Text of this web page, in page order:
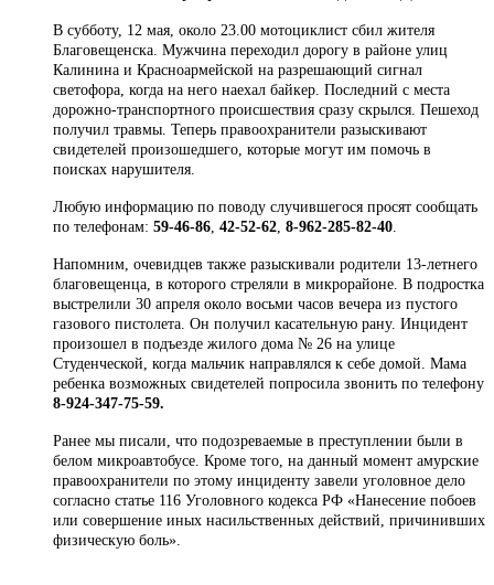
В субботу, 12 мая, около 23.00 мотоциклист сбил жителя
Благовещенска. Мужчина переходил дорогу в районе улиц
Калинина и Красноармейской на разрешающий сигнал
светофора, когда на него наехал байкер. Последний с места
дорожно-транспортного происшествия сразу скрылся. Пешеход
получил травмы. Теперь правоохранители разыскивают
свидетелей произошедшего, которые могут им помочь в
поисках нарушителя.
Любую информацию по поводу случившегося просят сообщать
по телефонам: 59-46-86 42-52-62 8-962-285-82-40
Напомним, очевидцев также разыскивали родители 13-летнего
благовещенца, в которого стреляли в микрорайоне. В подростка
выстрелили 30 апреля около восьми часов вечера из пустого
газового пистолета. Он получил касательную рану. Инцидент
произошел в подъезде жилого дома № 26 на улице
Студенческой, когда мальчик направлялся к себе домой. Мама
ребенка возможных свидетелей попросила звонить по телефону
8-924-347-75-59.
Ранее мы писали, что подозреваемые в преступлении были в
белом микроавтобусе. Кроме того, на данный момент амурские
правоохранители по этому инциденту завели уголовное дело
согласно статье 116 Уголовного кодекса РФ «Нанесение побоев
или совершение иных насильственных действий, причинивших
физическую боль».